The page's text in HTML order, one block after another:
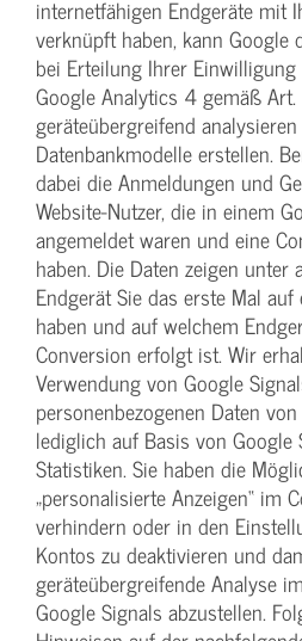
internetfähigen Endgeräte mit
verknüpft haben, kann Google
bei Erteilung Ihrer
Google Analytics 4 gemäß Art.
geräteübergreifend
Datenbankmodelle erstellen.
dabei die Anmeldungen und
Website-Nutzer, die in einem
angemeldet waren und eine
haben. Die Daten zeigen unter
Endgerät Sie das erste Mal
haben und auf welchem
Conversion erfolgt ist. Wir
Verwendung von Google
personenbezogenen Daten
lediglich auf Basis von Google
Statistiken. Sie haben die
„personalisierte Anzeigen“ im
verhindern oder in den
Kontos zu deaktivieren und
geräteübergreifende Analyse
Google Signals abzustellen.